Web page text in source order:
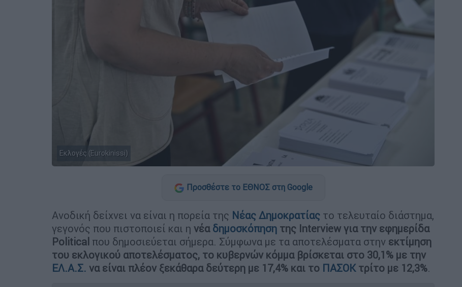
Εκλογές (Eurokinissi)
Προσθέστε το ΕΘΝΟΣ στη Google
Ανοδική δείχνει να είναι η πορεία της Νέας Δημοκρατίας το τελευταίο διάστημα,
γεγονός που πιστοποιεί και η νέα δημοσκόπηση της Interview για την εφημερίδα
Political που δημοσιεύεται σήμερα. Σύμφωνα με τα αποτελέσματα στην εκτίμηση
του εκλογικού αποτελέσματος, το κυβερνών κόμμα βρίσκεται στο 30,1% με την
ΕΛ.Α.Σ. να είναι πλέον ξεκάθαρα δεύτερη με 17,4% και το ΠΑΣΟΚτρίτο με 12,3%.